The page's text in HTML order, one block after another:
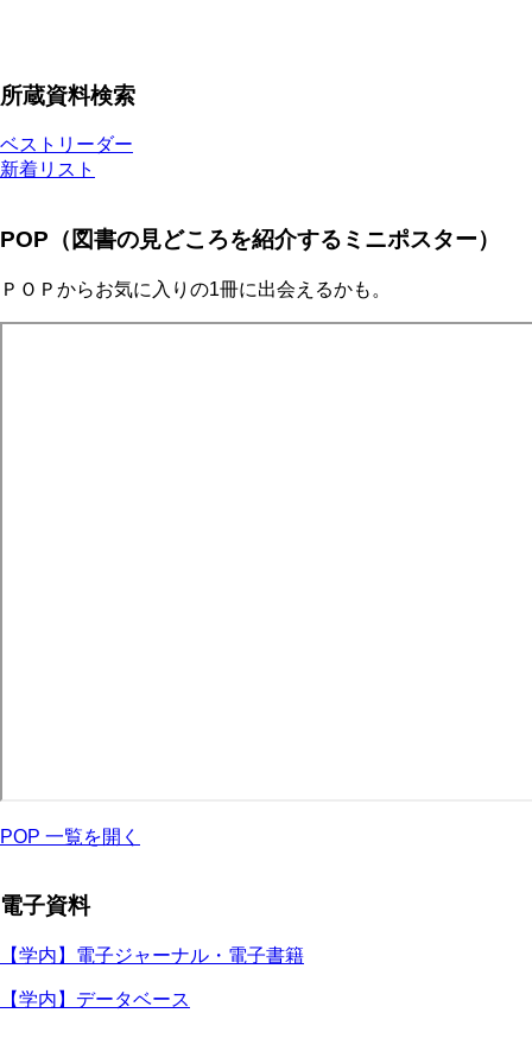
所蔵資料検索
ベストリーダー
新着リスト
POP（図書の見どころを紹介するミニポスター）
ＰＯＰからお気に入りの1冊に出会えるかも。
POP 一覧を開く
電子資料
【学内】電子ジャーナル・電子書籍
【学内】データベース